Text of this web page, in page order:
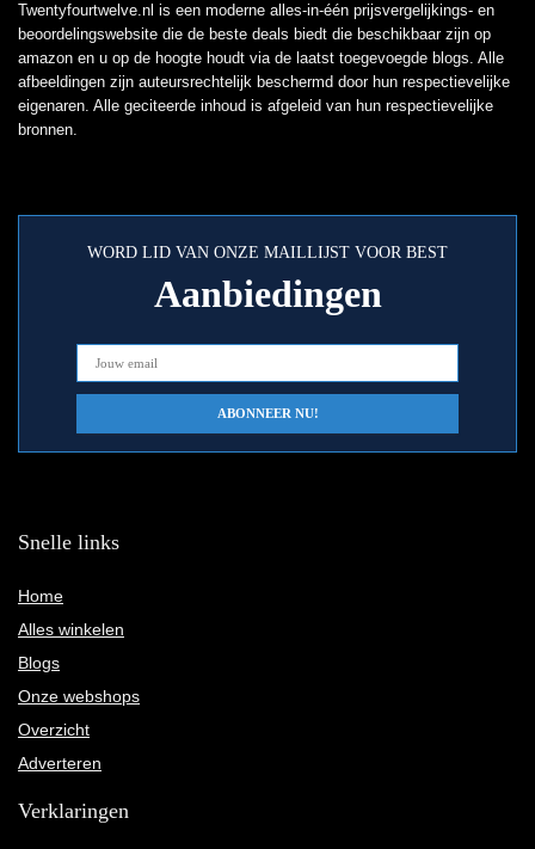
Twentyfourtwelve.nl is een moderne alles-in-één prijsvergelijkings- en
beoordelingswebsite die de beste deals biedt die beschikbaar zijn op
amazon en u op de hoogte houdt via de laatst toegevoegde blogs. Alle
afbeeldingen zijn auteursrechtelijk beschermd door hun respectievelijke
eigenaren. Alle geciteerde inhoud is afgeleid van hun respectievelijke
bronnen.
WORD LID VAN ONZE MAILLIJST VOOR BEST
Aanbiedingen
Snelle links
Home
Alles winkelen
Blogs
Onze webshops
Overzicht
Adverteren
Verklaringen